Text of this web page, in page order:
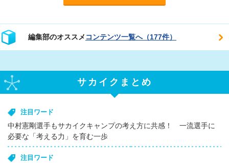
編集部のオススメ コンテンツ一覧へ（177件）
サカイクまとめ
注目ワード
中村憲剛選手もサカイクキャンプの考え方に共感！ 一流選手に
必要な「考える力」を育む一歩
注目ワード